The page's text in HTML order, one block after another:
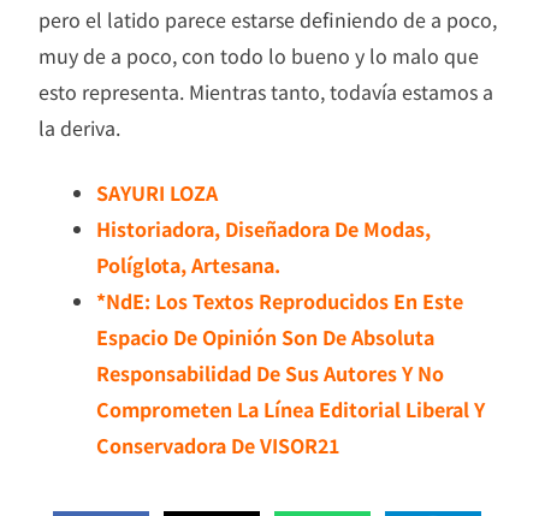
pero el latido parece estarse definiendo de a poco,
muy de a poco, con todo lo bueno y lo malo que
esto representa. Mientras tanto, todavía estamos a
la deriva.
SAYURI LOZA
Historiadora, Diseñadora De Modas,
Políglota, Artesana.
*NdE: Los Textos Reproducidos En Este
Espacio De Opinión Son De Absoluta
Responsabilidad De Sus Autores Y No
Comprometen La Línea Editorial Liberal Y
Conservadora De VISOR21